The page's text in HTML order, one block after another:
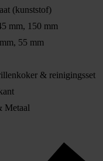
(kunststof)
mm, 150 mm
55 mm
& reinigingsset
Metaal